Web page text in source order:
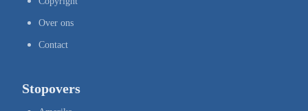
Over ons
Contact
Stopovers